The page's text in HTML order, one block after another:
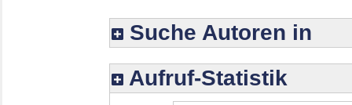
Suche Autoren in
Aufruf-Statistik